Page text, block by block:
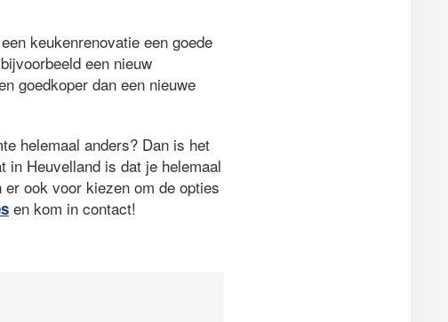
keukenrenovatie een goede
een nieuw
goedkoper dan een nieuwe
helemaal anders? Dan is het
in Heuvelland is dat je helemaal
ook voor kiezen om de opties
en kom in contact!